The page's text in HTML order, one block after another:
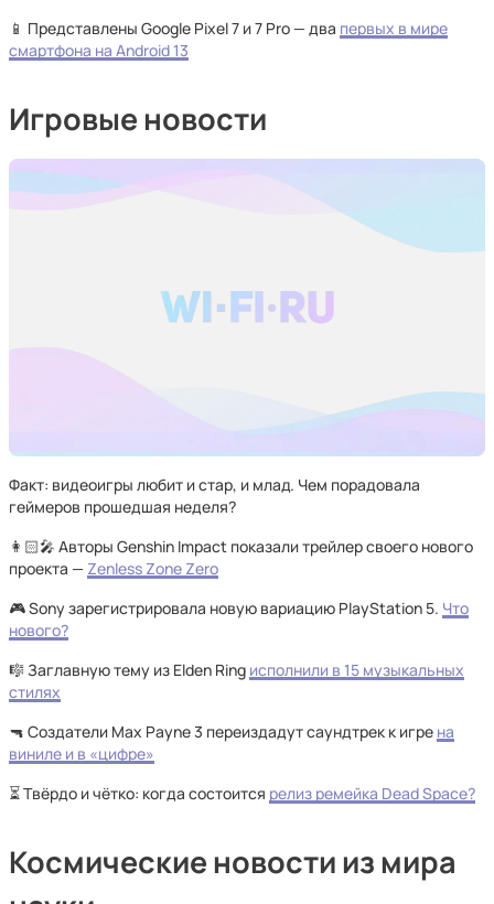
📱 Представлены Google Pixel 7 и 7 Pro — два первых в мире
смартфона на Android 13
Игровые новости
Факт: видеоигры любит и стар, и млад. Чем порадовала
геймеров прошедшая неделя?
👩🏻‍🎤 Авторы Genshin Impact показали трейлер своего нового
проекта — Zenless Zone Zero
🎮 Sony зарегистрировала новую вариацию PlayStation 5. Что
нового?
🎼 Заглавную тему из Elden Ring исполнили в 15 музыкальных
стилях
🔫 Создатели Max Payne 3 переиздадут саундтрек к игре на
виниле и в «цифре»
⏳ Твёрдо и чётко: когда состоится релиз ремейка Dead Space?
Космические новости из мира